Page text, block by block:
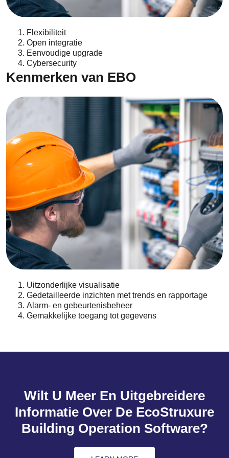
Flexibiliteit
Open integratie
Eenvoudige upgrade
Cybersecurity
Kenmerken van EBO
Uitzonderlijke visualisatie
Gedetailleerde inzichten met trends en rapportage
Alarm- en gebeurtenisbeheer
Gemakkelijke toegang tot gegevens
Wilt U Meer En Uitgebreidere
Informatie Over De EcoStruxure
Building Operation Software?